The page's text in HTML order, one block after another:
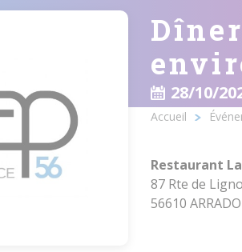
28/10/
Fil
Accueil
Restaurant
87 Rte de
56610